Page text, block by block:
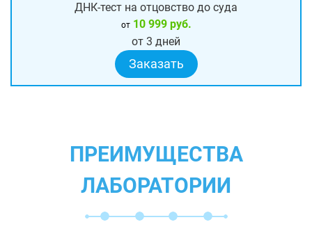
ДНК-тест на отцовство до суда
от10 999 руб.
от 3 дней
Заказать
ПРЕИМУЩЕСТВА
ЛАБОРАТОРИИ